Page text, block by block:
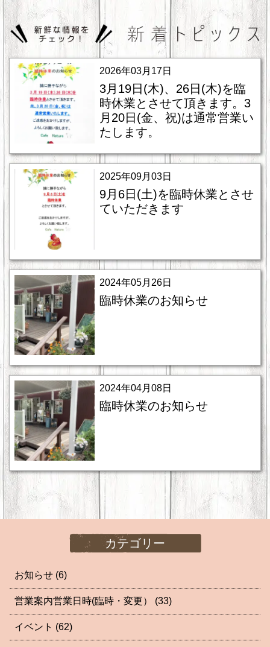
2026年03月17日
3月19日(木)、26日(木)を臨
時休業とさせて頂きます。3
月20日(金、祝)は通常営業い
たします。
2025年09月03日
9月6日(土)を臨時休業とさせ
ていただきます
2024年05月26日
臨時休業のお知らせ
2024年04月08日
臨時休業のお知らせ
カテゴリー
お知らせ (6)
営業案内営業日時(臨時・変更） (33)
イベント (62)